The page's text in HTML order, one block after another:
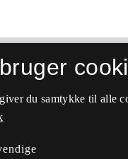
du samtykke til alle